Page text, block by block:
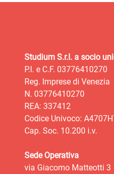
Studium S.r.l. a socio
P.I. e C.F. 03776410270
Reg. Imprese di Venezia
N. 03776410270
REA: 337412
Codice Univoco:
Cap. Soc. 10.200 i.v.
Sede Operativa
via Giacomo Matteotti 3